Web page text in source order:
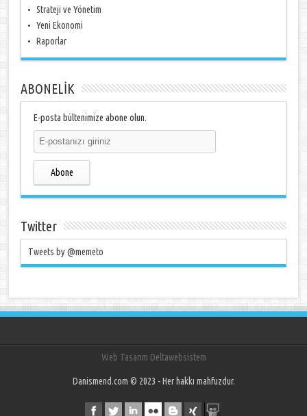
Strateji ve Yönetim
Yeni Ekonomi
Raporlar
ABONELİK
E-posta bültenimize abone olun.
Abone
Twitter
Tweets by @memeto
Web Tasarım Deltawebsistem
Danismend.com © 2023 - Her hakkı mahfuzdur.